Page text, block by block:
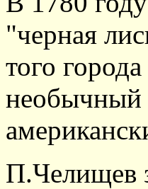
"черная
того
необычный
П.Челищев